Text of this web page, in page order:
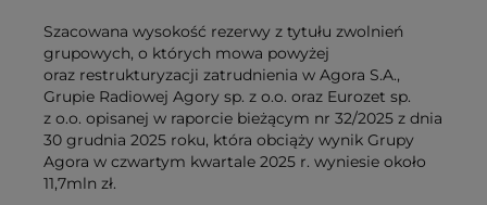
Szacowana wysokość rezerwy z tytułu zwolnień
grupowych, o których mowa powyżej
oraz restrukturyzacji zatrudnienia w Agora S.A.,
Grupie Radiowej Agory sp. z o.o. oraz Eurozet sp.
z o.o. opisanej w raporcie bieżącym nr 32/2025 z dnia
30 grudnia 2025 roku, która obciąży wynik Grupy
Agora w czwartym kwartale 2025 r. wyniesie około
11,7mln zł.